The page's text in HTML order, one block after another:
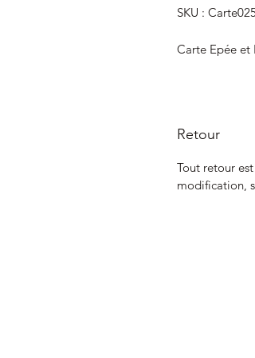
SKU :
Carte Epée et
Retour
Tout retour
modification,